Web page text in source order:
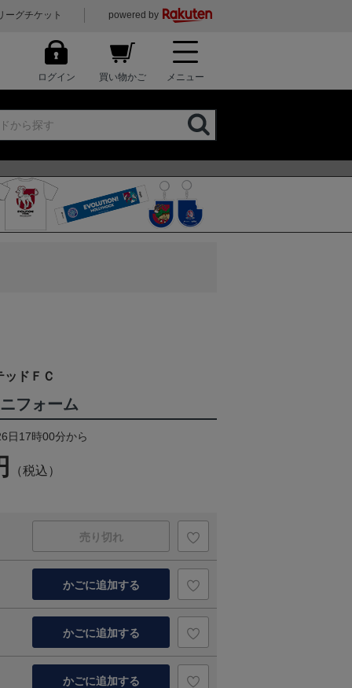
ーグチケット powered by
ログイン 買い物かご メニュー
ッドＦＣ
フォーム
日17時00分から
（税込）
売り切れ
かごに追加する
かごに追加する
かごに追加する